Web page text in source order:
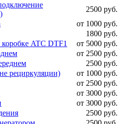
2500 руб.
от 1000 руб.
1800 руб.
коробке ATC DTF1
от 5000 руб.
от 2500 руб.
2500 руб.
рециркуляции)
от 1000 руб.
от 2500 руб.
от 3000 руб.
от 3000 руб.
2500 руб.